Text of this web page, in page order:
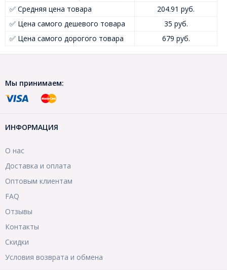
✅ Средняя цена товара
204.91 руб.
✅ Цена самого дешевого товара
35 руб.
✅ Цена самого дорогого товара
679 руб.
Мы принимаем:
ИНФОРМАЦИЯ
О нас
Доставка и оплата
Оптовым клиентам
FAQ
Отзывы
Контакты
Скидки
Условия возврата и обмена